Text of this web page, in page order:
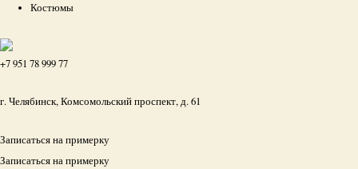
Костюмы
+7 951 78 999 77
г. Челябинск, Комсомольский проспект, д. 61
Записаться на примерку
Записаться на примерку